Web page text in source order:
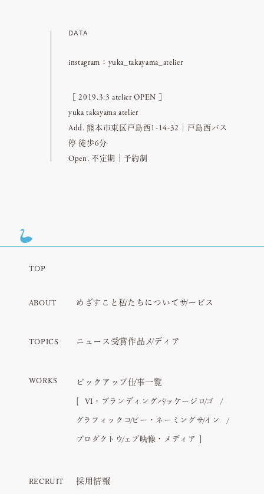
DATA
instagram：yuka_takayama_atelier
［ 2019.3.3 atelier OPEN ］
yuka takayama atelier
Add. 熊本市東区戸島西1-14-32┆戸島西バス
停 徒歩6分
Open. 不定期┆予約制
TOP
ABOUT めざすこと私たちについてサービス
TOPICS ニュース受賞作品メディア
WORKS ピックアップ仕事一覧
VI・ブランディングパッケージ ロゴ
グラフィック コピー・ネーミングサイン
プロダクト ウェブ映像・メディア
RECRUIT 採用情報